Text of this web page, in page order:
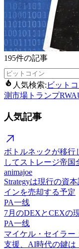
195件の記事
人気検索: ビット
測市場 トランプRWA
人気記事
ボトルネックが移
してストレージ帝国
animajoe
Strategyは現行の資
インを売却する予定
PA一线
7月のDEXとCEXの
PA一线
マイケル・セイラー
支援、AI時代の鍵は